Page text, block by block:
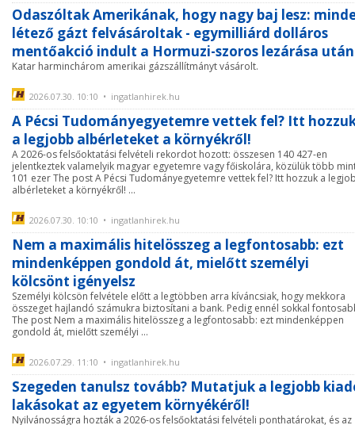
Odaszóltak Amerikának, hogy nagy baj lesz:
létező gázt felvásároltak - egymilliárd dolláros
mentőakció indult a Hormuzi-szoros lezárása után
Katar harminchárom amerikai gázszállítmányt vásárolt.
2026.07.30. 10:10 • ingatlanhirek.hu
A Pécsi Tudományegyetemre vettek fel? Itt
a legjobb albérleteket a környékről!
A 2026-os felsőoktatási felvételi rekordot hozott: összesen 140 427-en
jelentkeztek valamelyik magyar egyetemre vagy főiskolára, közülük több
101 ezer The post A Pécsi Tudományegyetemre vettek fel? Itt hozzuk a
albérleteket a környékről! ...
2026.07.30. 10:10 • ingatlanhirek.hu
Nem a maximális hitelösszeg a legfontosabb: ezt
mindenképpen gondold át, mielőtt személyi
kölcsönt igényelsz
Személyi kölcsön felvétele előtt a legtöbben arra kíváncsiak, hogy mekkora
összeget hajlandó számukra biztosítani a bank. Pedig ennél sokkal
The post Nem a maximális hitelösszeg a legfontosabb: ezt mindenképpen
gondold át, mielőtt személyi ...
2026.07.29. 11:10 • ingatlanhirek.hu
Szegeden tanulsz tovább? Mutatjuk a legjobb
lakásokat az egyetem környékéről!
Nyilvánosságra hozták a 2026-os felsőoktatási felvételi ponthatárokat, és az